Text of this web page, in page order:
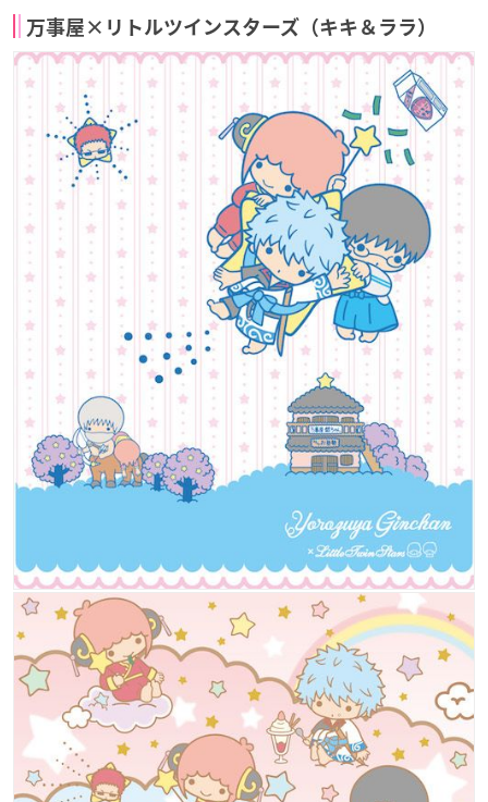
万事屋×リトルツインスターズ（キキ＆ララ）